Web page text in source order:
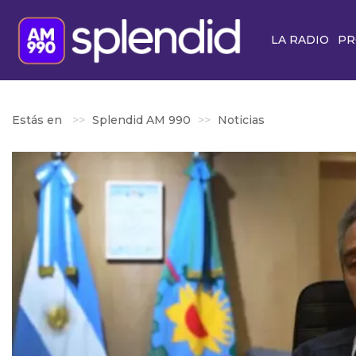
LA RADIO
Estás en Splendid AM 990 Noticias